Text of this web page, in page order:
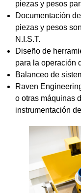
piezas y pesos
Documentación
piezas y pesos
N.I.S.T.
Diseño de
para la operación
Balanceo de
Raven
o otras máquinas
instrumentación